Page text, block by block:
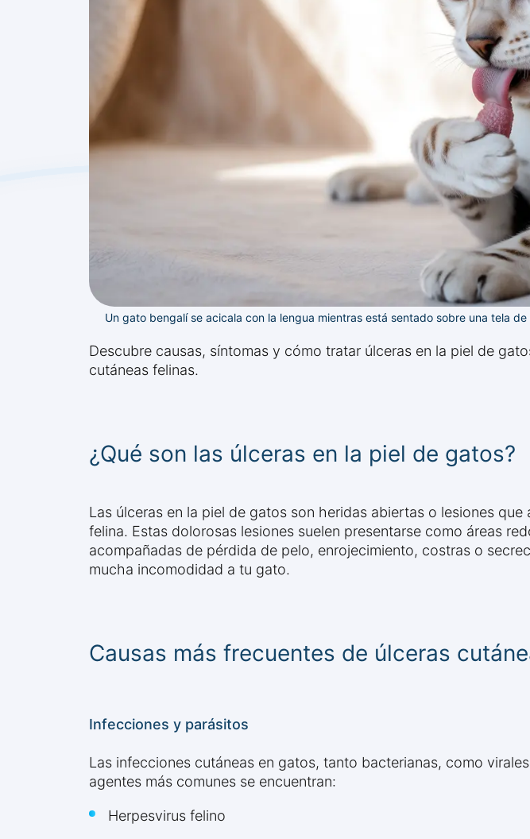
Un gato bengalí se acicala con la lengua mientras está sentado sobre una tela de
Descubre causas, síntomas y cómo tratar úlceras en la piel de
cutáneas felinas.
¿Qué son las úlceras en la piel de gatos?
Las úlceras en la piel de gatos son heridas abiertas o lesiones
felina. Estas dolorosas lesiones suelen presentarse como áreas
acompañadas de pérdida de pelo, enrojecimiento, costras o
mucha incomodidad a tu gato.
Causas más frecuentes de úlceras
Infecciones y parásitos
Las infecciones cutáneas en gatos, tanto bacterianas, como
agentes más comunes se encuentran:
Herpesvirus felino